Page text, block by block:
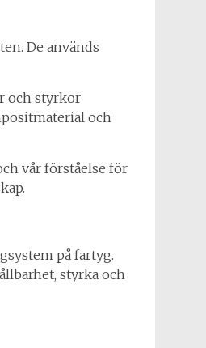
De används
och styrkor
och
vår förståelse för
på fartyg.
styrka och